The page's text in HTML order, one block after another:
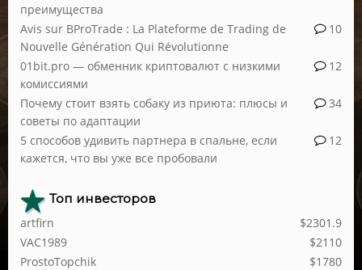
преимущества
10
Avis sur BProTrade : La Plateforme de Trading de
Nouvelle Génération Qui Révolutionne
12
01bit.pro — обменник криптовалют с низкими
комиссиями
34
Почему стоит взять собаку из приюта: плюсы и
советы по адаптации
12
5 способов удивить партнера в спальне, если
кажется, что вы уже все пробовали
Топ инвесторов
$2301.9
artfirn
$2110
VAC1989
$1780
ProstoTopchik